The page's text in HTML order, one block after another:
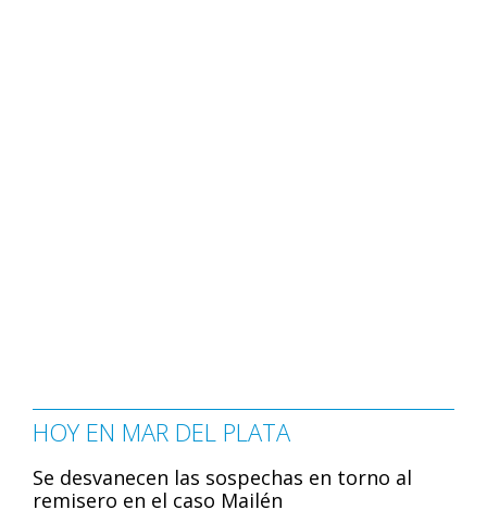
HOY EN MAR DEL PLATA
Se desvanecen las sospechas en torno al
remisero en el caso Mailén